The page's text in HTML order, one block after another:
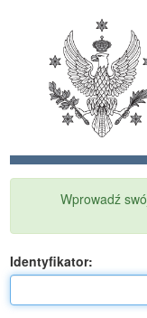
Wprowadź
Identyfikator: